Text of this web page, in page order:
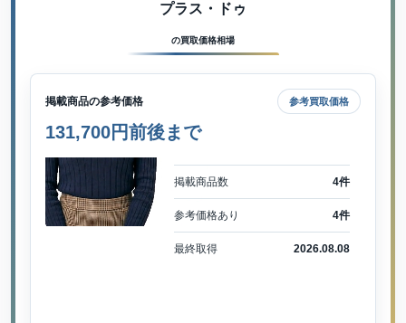
プラス・ドゥ
の買取価格相場
掲載商品の参考価格 参考買取価格
131,700円前後まで
掲載商品数 4件
参考価格あり 4件
最終取得 2026.08.08